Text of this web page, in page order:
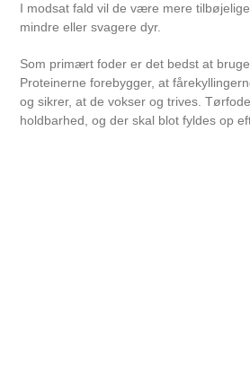
I modsat fald vil de være mere
mindre eller svagere dyr.
Som primært foder er det bedst at
Proteinerne forebygger, at
og sikrer, at de vokser og trives.
holdbarhed, og der skal blot fyldes op